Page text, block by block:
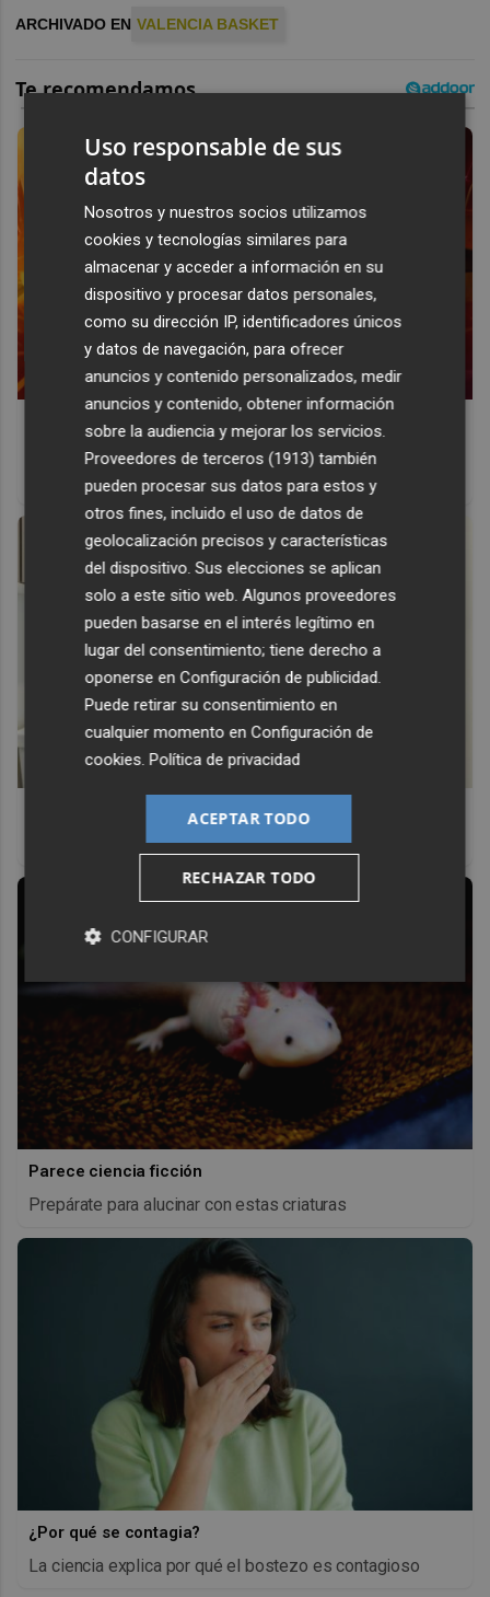
ARCHIVADO EN VALENCIA BASKET
Corepunk MMORPG
Un verdadero MMORPG de la vieja escuela ¡Cómo los de
antes, pero mejor!
Adiós a la cal del baño
¿Y si pudieras eliminar la cal del baño sin esfuerzo?
Parece ciencia ficción
Prepárate para alucinar con estas criaturas
¿Por qué se contagia?
La ciencia explica por qué el bostezo es contagioso
Uso responsable de sus
datos
Nosotros y nuestros socios utilizamos
cookies y tecnologías similares para
almacenar y acceder a información en su
dispositivo y procesar datos personales,
como su dirección IP, identificadores únicos
y datos de navegación, para ofrecer
anuncios y contenido personalizados, medir
anuncios y contenido, obtener información
sobre la audiencia y mejorar los servicios.
Proveedores de terceros (1913) también
pueden procesar sus datos para estos y
otros fines, incluido el uso de datos de
geolocalización precisos y características
del dispositivo. Sus elecciones se aplican
solo a este sitio web. Algunos proveedores
pueden basarse en el interés legítimo en
lugar del consentimiento; tiene derecho a
oponerse enConfiguración de publicidad
Puede retirar su consentimiento en
cualquier momento enConfiguración de
cookies .Política de privacidad
ACEPTAR TODO
RECHAZAR TODO
CONFIGURAR